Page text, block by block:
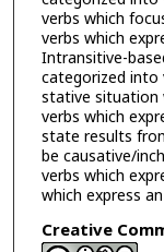
verbs which
verbs which
Intransitive-
categorized into
stative situation
verbs which
state results
be causative/
verbs which
which express
Creative